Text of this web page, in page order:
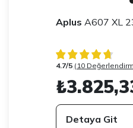
Aplus A607 XL
4.7/5 (10
Detaya Git